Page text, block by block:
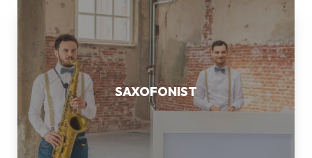
SAXOFONIST
SAXOFONIST